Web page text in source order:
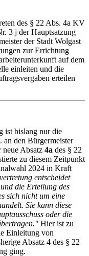
des § 22 Abs. 4a KV
3 j der Hauptsatzung
der Stadt Wolgast
zur Errichtung
auf dem
einleiten und die
erteilen
ist bislang nur die
an den Bürgermeister
Absatz 4a des § 22
zu diesem Zeitpunkt
2024 in Kraft
entscheidet
die Erteilung des
sich nicht um eine
Sie kann diese
oder die
Hier ist zu
Einleitung von
Absatz 4 des § 22
ging.